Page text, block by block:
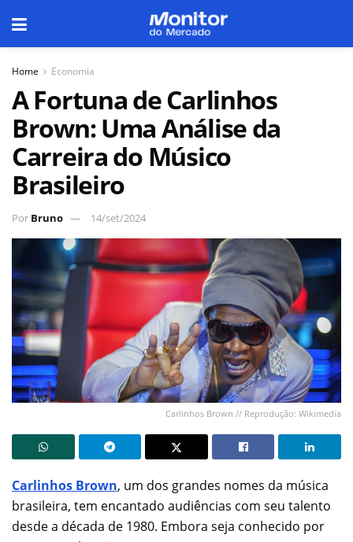
Home Economia
A Fortuna de Carlinhos
Brown: Uma Análise da
Carreira do Músico
Brasileiro
Por Bruno 14/set/2024
Carlinhos Brown // Reprodução: Wikimedia
Carlinhos Brown, um dos grandes nomes da música
brasileira, tem encantado audiências com seu talento
desde a década de 1980. Embora seja conhecido por